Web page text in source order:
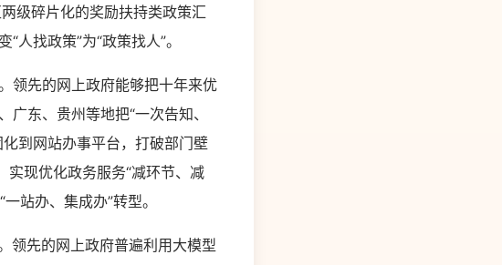
级碎片化的奖励扶持类政策汇
找政策”为“政策找人”。
先的网上政府能够把十年来优
东、贵州等地把“一次告知、
到网站办事平台，打破部门壁
实现优化政务服务“减环节、减
站办、集成办”转型。
先的网上政府普遍利用大模型